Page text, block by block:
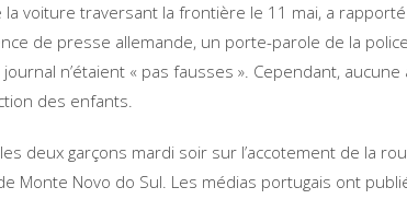
la voiture traversant la frontière le 11 mai, a
de presse allemande, un porte-parole de la
n’étaient « pas fausses ». Cependant,
des enfants.
deux garçons mardi soir sur l’accotement de la
Monte Novo do Sul. Les médias portugais ont